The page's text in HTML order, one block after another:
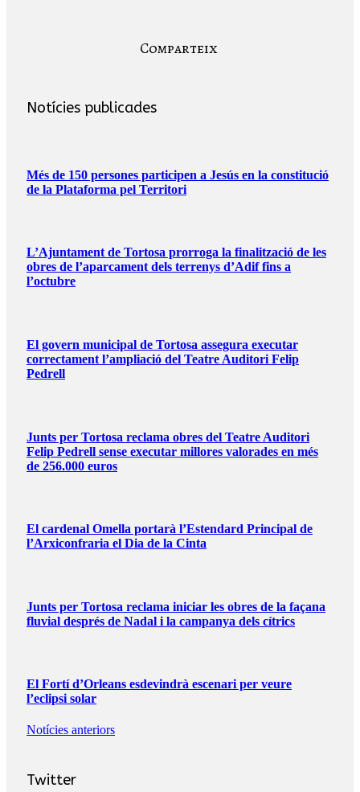
Comparteix
Notícies publicades
Més de 150 persones participen a Jesús en la constitució
de la Plataforma pel Territori
L’Ajuntament de Tortosa prorroga la finalització de les
obres de l’aparcament dels terrenys d’Adif fins a
l’octubre
El govern municipal de Tortosa assegura executar
correctament l’ampliació del Teatre Auditori Felip
Pedrell
Junts per Tortosa reclama obres del Teatre Auditori
Felip Pedrell sense executar millores valorades en més
de 256.000 euros
El cardenal Omella portarà l’Estendard Principal de
l’Arxiconfraria el Dia de la Cinta
Junts per Tortosa reclama iniciar les obres de la façana
fluvial després de Nadal i la campanya dels cítrics
El Fortí d’Orleans esdevindrà escenari per veure
l’eclipsi solar
Notícies anteriors
Twitter